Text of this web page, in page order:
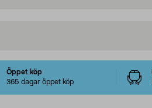
Öppet köp
365 dagar öppet köp